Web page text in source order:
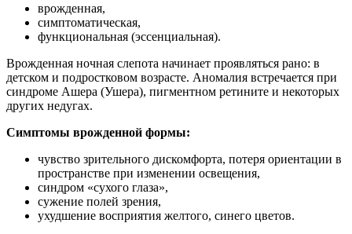
врожденная,
симптоматическая,
функциональная (эссенциальная).
Врожденная ночная слепота начинает проявляться рано: в
детском и подростковом возрасте. Аномалия встречается при
синдроме Ашера (Ушера), пигментном ретините и некоторых
других недугах.
Симптомы врожденной формы:
чувство зрительного дискомфорта, потеря ориентации в
пространстве при изменении освещения,
синдром «сухого глаза»,
сужение полей зрения,
ухудшение восприятия желтого, синего цветов.